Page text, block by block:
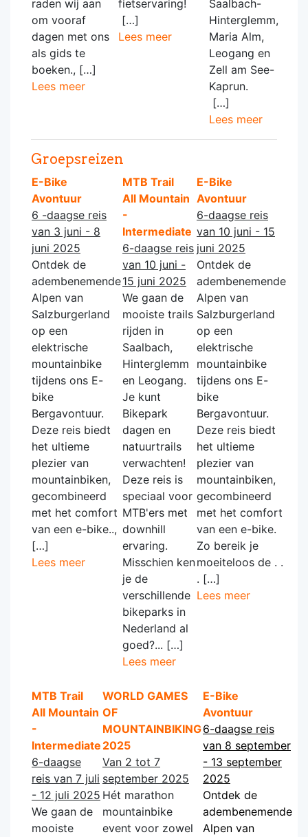
raden wij aan
om vooraf
dagen met ons
als gids te
boeken., […]
Lees meer
fietservaring!
[…]
Lees meer
Saalbach-
Hinterglemm,
Maria Alm,
Leogang en
Zell am See-
Kaprun.
[…]
Lees meer
Groepsreizen
E-Bike
Avontuur
6 -daagse reis
van 3 juni - 8
juni 2025
Ontdek de
adembenemende
Alpen van
Salzburgerland
op een
elektrische
mountainbike
tijdens ons E-
bike
Bergavontuur.
Deze reis biedt
het ultieme
plezier van
mountainbiken,
gecombineerd
met het comfort
van een e-bike..,
[…]
Lees meer
MTB Trail
All Mountain
-
Intermediate
6-daagse reis
van 10 juni -
15 juni 2025
We gaan de
mooiste trails
rijden in
Saalbach,
Hinterglemm
en Leogang.
Je kunt
Bikepark
dagen en
natuurtrails
verwachten!
Deze reis is
speciaal voor
MTB'ers met
downhill
ervaring.
Misschien ken
je de
verschillende
bikeparks in
Nederland al
goed?... […]
Lees meer
E-Bike
Avontuur
6-daagse reis
van 10 juni - 15
juni 2025
Ontdek de
adembenemende
Alpen van
Salzburgerland
op een
elektrische
mountainbike
tijdens ons E-
bike
Bergavontuur.
Deze reis biedt
het ultieme
plezier van
mountainbiken,
gecombineerd
met het comfort
van een e-bike.
Zo bereik je
moeiteloos de . .
. […]
Lees meer
MTB Trail
All Mountain
-
Intermediate
6-daagse
reis van 7 juli
- 12 juli 2025
We gaan de
mooiste
WORLD GAMES
OF
MOUNTAINBIKING
2025
Van 2 tot 7
september 2025
Hét marathon
mountainbike
event voor zowel
E-Bike
Avontuur
6-daagse reis
van 8 september
- 13 september
2025
Ontdek de
adembenemende
Alpen van